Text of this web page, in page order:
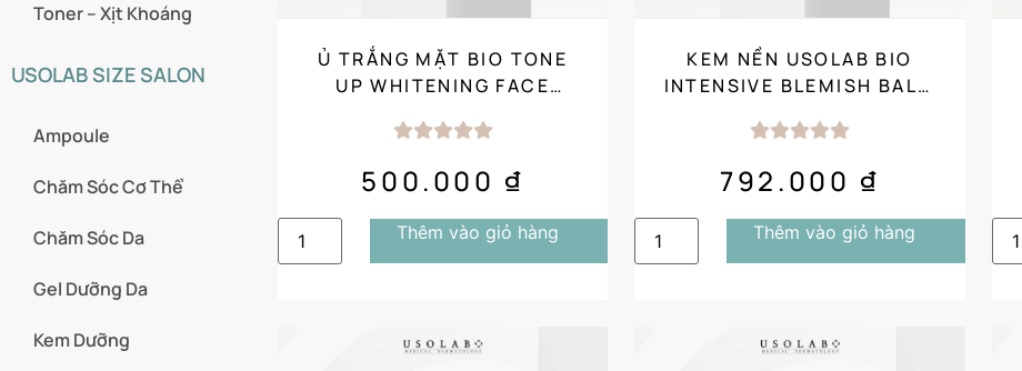
Toner – Xịt Khoáng
USOLAB SIZE SALON
Ampoule
Chăm Sóc Cơ Thể
Chăm Sóc Da
Gel Dưỡng Da
Kem Dưỡng
Ủ TRẮNG MẶT BIO TONE
UP WHITENING FACE
500.000 ₫
Thêm vào giỏ hàng
KEM NỀN USOLAB BIO
INTENSIVE BLEMISH BALM
UV
792.000 ₫
Thêm vào giỏ hàng